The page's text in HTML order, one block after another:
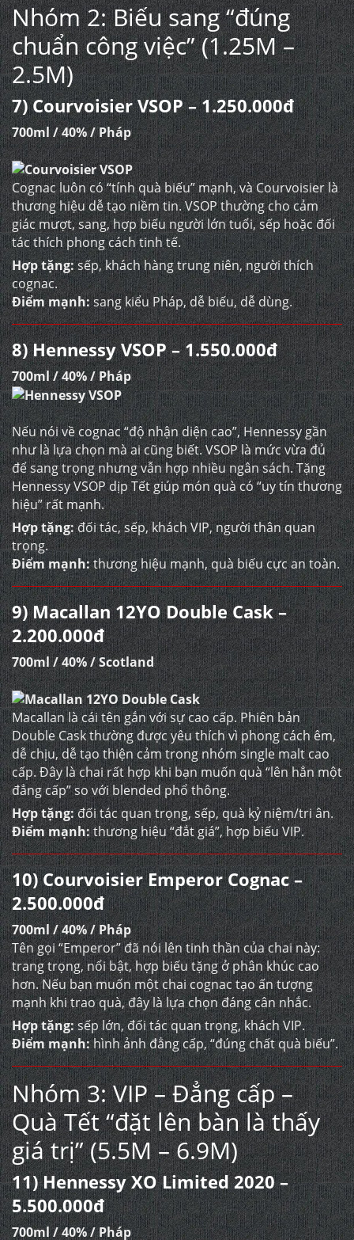
Nhóm 2: Biếu sang “đúng
chuẩn công việc” (1.25M –
2.5M)
7) Courvoisier VSOP – 1.250.000đ
700ml / 40% / Pháp
Cognac luôn có “tính quà biếu” mạnh, và Courvoisier là
thương hiệu dễ tạo niềm tin. VSOP thường cho cảm
giác mượt, sang, hợp biếu người lớn tuổi, sếp hoặc đối
tác thích phong cách tinh tế.
Hợp tặng:sếp, khách hàng trung niên, người thích
cognac.
Điểm mạnh:sang kiểu Pháp, dễ biếu, dễ dùng.
8) Hennessy VSOP – 1.550.000đ
700ml / 40% / Pháp
Nếu nói về cognac “độ nhận diện cao”, Hennessy gần
như là lựa chọn mà ai cũng biết. VSOP là mức vừa đủ
để sang trọng nhưng vẫn hợp nhiều ngân sách. Tặng
Hennessy VSOP dịp Tết giúp món quà có “uy tín thương
hiệu” rất mạnh.
Hợp tặng:đối tác, sếp, khách VIP, người thân quan
trọng.
Điểm mạnh:thương hiệu mạnh, quà biếu cực an toàn.
9) Macallan 12YO Double Cask –
2.200.000đ
700ml / 40% / Scotland
Macallan là cái tên gắn với sự cao cấp. Phiên bản
Double Cask thường được yêu thích vì phong cách êm,
dễ chịu, dễ tạo thiện cảm trong nhóm single malt cao
cấp. Đây là chai rất hợp khi bạn muốn quà “lên hẳn một
đẳng cấp” so với blended phổ thông.
Hợp tặng:đối tác quan trọng, sếp, quà kỷ niệm/tri ân.
Điểm mạnh:thương hiệu “đắt giá”, hợp biếu VIP.
10) Courvoisier Emperor Cognac –
2.500.000đ
700ml / 40% / Pháp
Tên gọi “Emperor” đã nói lên tinh thần của chai này:
trang trọng, nổi bật, hợp biếu tặng ở phân khúc cao
hơn. Nếu bạn muốn một chai cognac tạo ấn tượng
mạnh khi trao quà, đây là lựa chọn đáng cân nhắc.
Hợp tặng:sếp lớn, đối tác quan trọng, khách VIP.
Điểm mạnh:hình ảnh đẳng cấp, “đúng chất quà biếu”.
Nhóm 3: VIP – Đẳng cấp –
Quà Tết “đặt lên bàn là thấy
giá trị” (5.5M – 6.9M)
11) Hennessy XO Limited 2020 –
5.500.000đ
700ml / 40% / Pháp